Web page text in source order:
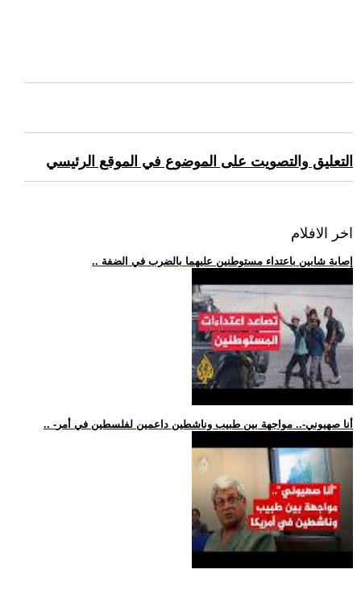
التعليق والتصويت على الموضوع في الموقع الرئيسي
اخر الافلام
.. إصابة شابين باعتداء مستوطنين عليهما بالضرب في الضفة
.. -أنا صهيوني-.. مواجهة بين طبيب وناشطين داعمين لفلسطين في أمر